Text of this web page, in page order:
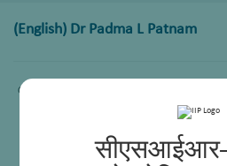
(English) Dr Padma L Patnam
Content not available.